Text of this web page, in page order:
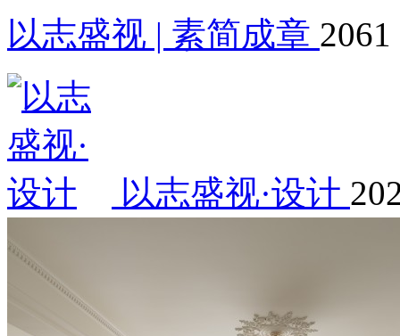
以志盛视 | 素简成章 2061
以志盛视·设计